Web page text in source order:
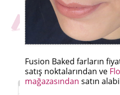
Fusion Baked farların
satış noktalarından ve
mağazasından satın